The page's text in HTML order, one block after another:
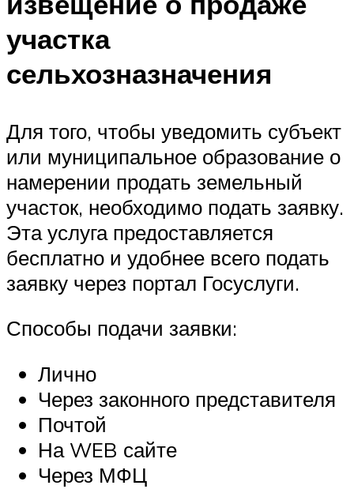
участка
сельхозназначения
Для того, чтобы уведомить субъект
или муниципальное образование о
намерении продать земельный
участок, необходимо подать заявку.
Эта услуга предоставляется
бесплатно и удобнее всего подать
заявку через портал Госуслуги.
Способы подачи заявки:
Лично
Через законного представителя
Почтой
На WEB сайте
Через МФЦ